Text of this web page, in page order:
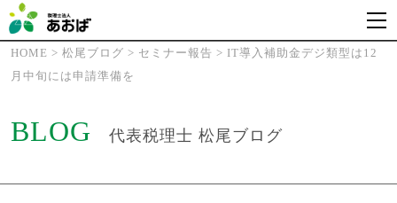
HOME > 松尾ブログ > セミナー報告 > IT導入補助金デジ類型は12
月中旬には申請準備を
BLOG 代表税理士 松尾ブログ